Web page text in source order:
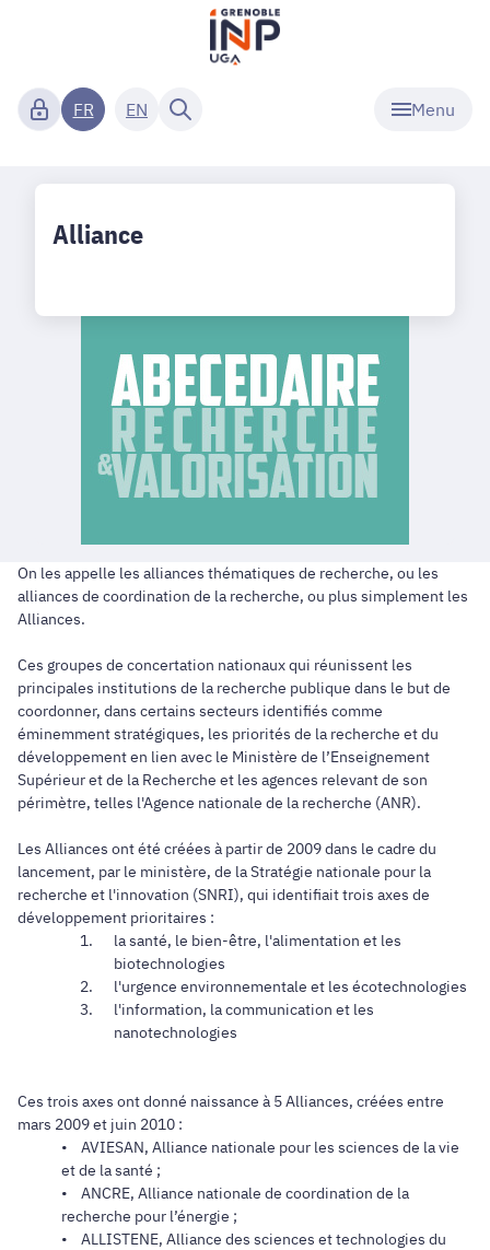
Menu
FR EN
Alliance
On les appelle les alliances thématiques de recherche, ou les
alliances de coordination de la recherche, ou plus simplement les
Alliances.
Ces groupes de concertation nationaux qui réunissent les
principales institutions de la recherche publique dans le but de
coordonner, dans certains secteurs identifiés comme
éminemment stratégiques, les priorités de la recherche et du
développement en lien avec le Ministère de l’Enseignement
Supérieur et de la Recherche et les agences relevant de son
périmètre, telles l'Agence nationale de la recherche (ANR).
Les Alliances ont été créées à partir de 2009 dans le cadre du
lancement, par le ministère, de la Stratégie nationale pour la
recherche et l'innovation (SNRI), qui identifiait trois axes de
développement prioritaires :
la santé, le bien-être, l'alimentation et les
biotechnologies
l'urgence environnementale et les écotechnologies
l'information, la communication et les
nanotechnologies
Ces trois axes ont donné naissance à 5 Alliances, créées entre
mars 2009 et juin 2010 :
• AVIESAN, Alliance nationale pour les sciences de la vie
et de la santé ;
• ANCRE, Alliance nationale de coordination de la
recherche pour l’énergie ;
• ALLISTENE, Alliance des sciences et technologies du